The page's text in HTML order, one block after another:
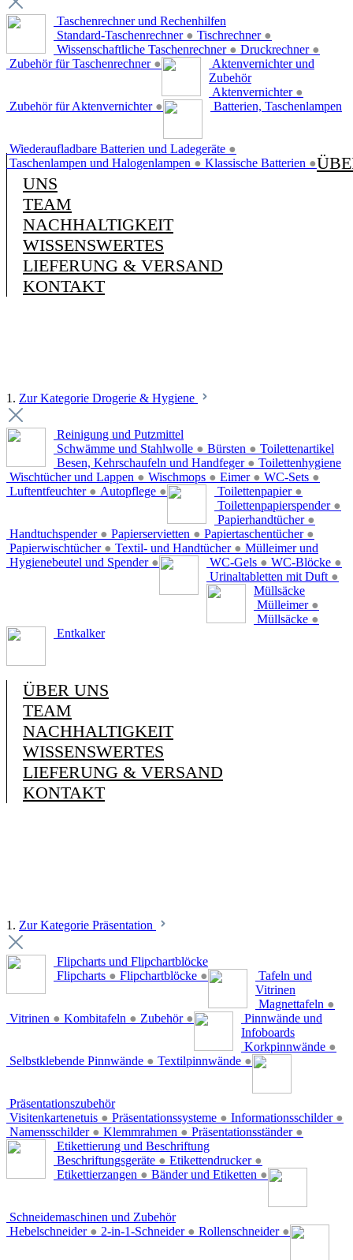
Taschenrechner und Rechenhilfen
Standard-Taschenrechner ● Tischrechner ●
Wissenschaftliche Taschenrechner ● Druckrechner ●
Zubehör für Taschenrechner ●
Aktenvernichter und
Zubehör
Aktenvernichter ●
Zubehör für Aktenvernichter ● Batterien, Taschenlampen
Wiederaufladbare Batterien und Ladegeräte ●
Taschenlampen und Halogenlampen ● Klassische Batterien ●
UNS
TEAM
NACHHALTIGKEIT
WISSENSWERTES
LIEFERUNG & VERSAND
KONTAKT
1. Zur Kategorie Drogerie & Hygiene
Reinigung und Putzmittel
Schwämme und Stahlwolle ● Bürsten ●
Besen, Kehrschaufeln und Handfeger ●
Wischtücher und Lappen ● Wischmops ● Eimer ● WC-Sets ●
Luftentfeuchter ● Autopflege ●
Toilettenartikel
Toilettenpapier ●
Toilettenpapierspender ●
Papierhandtücher ●
Handtuchspender ● Papierservietten ● Papiertaschentücher ●
Papierwischtücher ● Textil- und Handtücher ●
Hygienebeutel und Spender ●
Toilettenhygiene
WC-Gels ● WC-Blöcke ●
Urinaltabletten mit Duft ●
Mülleimer und
Müllsäcke
Mülleimer ●
Müllsäcke ●
Entkalker
ÜBER UNS
TEAM
NACHHALTIGKEIT
WISSENSWERTES
LIEFERUNG & VERSAND
KONTAKT
1. Zur Kategorie Präsentation
Flipcharts und Flipchartblöcke
Flipcharts ● Flipchartblöcke ●
Tafeln und
Vitrinen
Magnettafeln ●
Vitrinen ● Kombitafeln ● Zubehör ●
Pinnwände und
Infoboards
Korkpinnwände ●
Selbstklebende Pinnwände ● Textilpinnwände ●
Präsentationszubehör
Visitenkartenetuis ● Präsentationssysteme ● Informationsschilder ●
Namensschilder ● Klemmrahmen ● Präsentationsständer ●
Etikettierung und Beschriftung
Beschriftungsgeräte ● Etikettendrucker ●
Etikettierzangen ● Bänder und Etiketten ●
Schneidemaschinen und Zubehör
Hebelschneider ● 2-in-1-Schneider ● Rollenschneider ●